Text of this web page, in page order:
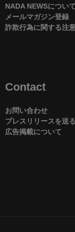
NADA NEWSについて
メールマガジン登録
詐欺行為に関する注
Contact
お問い合わせ
プレスリリースを送る
広告掲載について